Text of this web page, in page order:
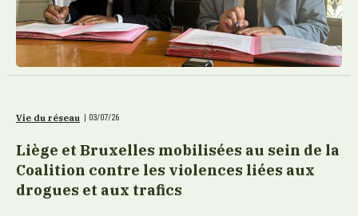
Vie du réseau 03/07/26
Liège et Bruxelles mobilisées au sein de la
Coalition contre les violences liées aux
drogues et aux trafics